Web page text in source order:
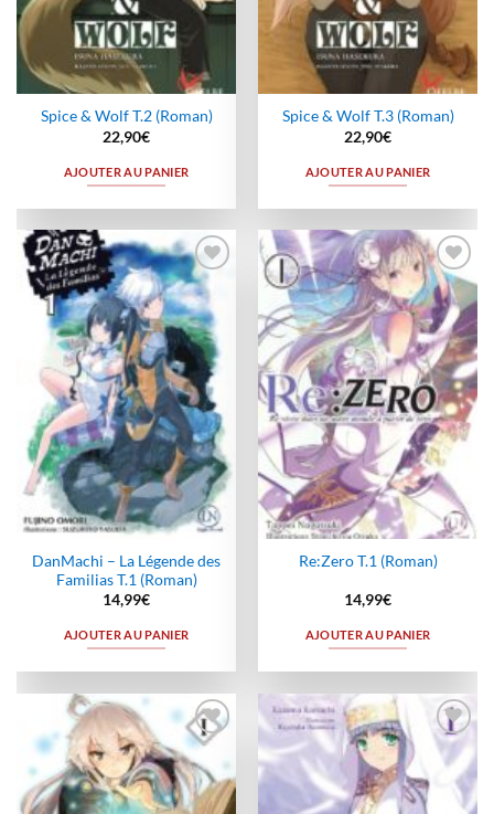
Spice & Wolf T.2 (Roman)
22,90€
AJOUTER AU PANIER
Spice & Wolf T.3 (Roman)
22,90€
AJOUTER AU PANIER
Ajouter
à la
wishlist
DanMachi – La Légende des
Familias T.1 (Roman)
14,99€
AJOUTER AU PANIER
Ajouter
à la
wishlist
Re:Zero T.1 (Roman)
14,99€
AJOUTER AU PANIER
Ajouter
à la
wishlist
Ajouter
à la
wishlist